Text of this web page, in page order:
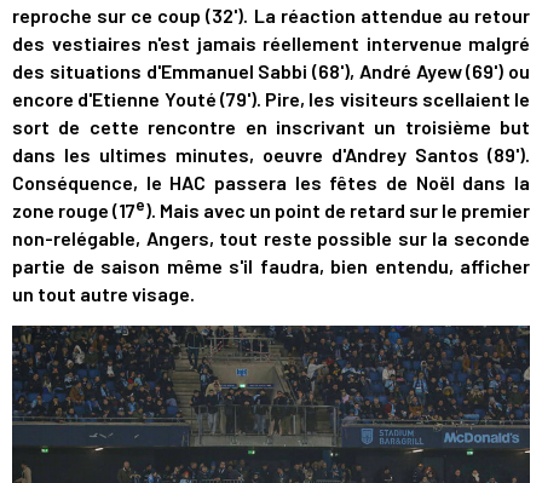
reproche sur ce coup (32'). La réaction attendue au retour
des vestiaires n'est jamais réellement intervenue malgré
des situations d'Emmanuel Sabbi (68'), André Ayew (69') ou
encore d'Etienne Youté (79'). Pire, les visiteurs scellaient le
sort de cette rencontre en inscrivant un troisième but
dans les ultimes minutes, oeuvre d'Andrey Santos (89').
Conséquence, le HAC passera les fêtes de Noël dans la
zone rouge (17e). Mais avec un point de retard sur le premier
non-relégable, Angers, tout reste possible sur la seconde
partie de saison même s'il faudra, bien entendu, afficher
un tout autre visage.